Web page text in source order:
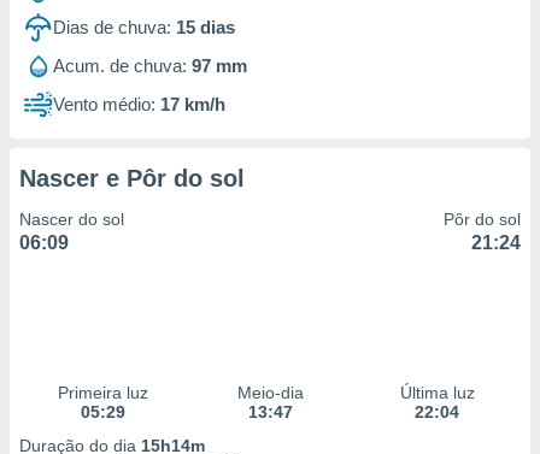
Dias de chuva: 15 dias
Acum. de chuva: 97 mm
Vento médio: 17 km/h
Nascer e Pôr do sol
Nascer do sol
06:09
Pôr do sol
21:24
Primeira luz
05:29
Meio-dia
13:47
Última luz
22:04
Duração do dia 15h14m